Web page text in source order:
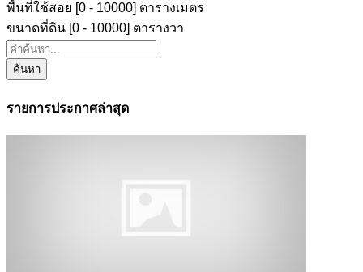
พื้นที่ใช้สอย [0 - 10000] ตารางเมตร
ขนาดที่ดิน [0 - 10000] ตารางวา
ค้นหา
รายการประกาศล่าสุด